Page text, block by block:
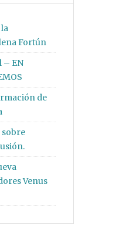
Fortún
– EN
de
Venus